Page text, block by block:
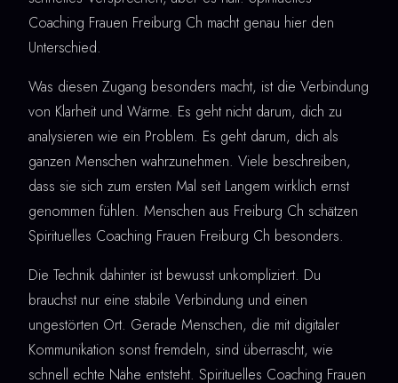
Coaching Frauen Freiburg Ch macht genau hier den
Unterschied.
Was diesen Zugang besonders macht, ist die Verbindung
von Klarheit und Wärme. Es geht nicht darum, dich zu
analysieren wie ein Problem. Es geht darum, dich als
ganzen Menschen wahrzunehmen. Viele beschreiben,
dass sie sich zum ersten Mal seit Langem wirklich ernst
genommen fühlen. Menschen aus Freiburg Ch schätzen
Spirituelles Coaching Frauen Freiburg Ch besonders.
Die Technik dahinter ist bewusst unkompliziert. Du
brauchst nur eine stabile Verbindung und einen
ungestörten Ort. Gerade Menschen, die mit digitaler
Kommunikation sonst fremdeln, sind überrascht, wie
schnell echte Nähe entsteht. Spirituelles Coaching Frauen